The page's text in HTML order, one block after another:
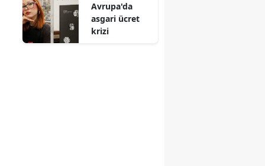
Avrupa'da
asgari ücret
krizi